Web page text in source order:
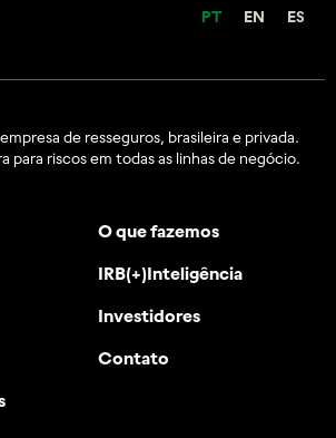
PT EN ES
de resseguros, brasileira e privada.
para riscos em todas as linhas de negócio.
O que fazemos
IRB(+)Inteligência
Investidores
Contato